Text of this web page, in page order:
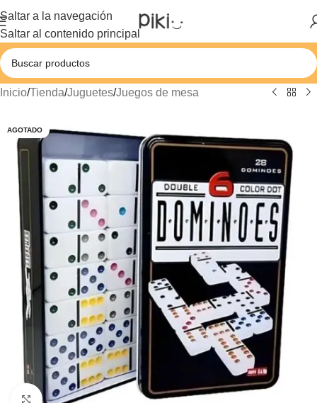
Saltar a la navegación
Saltar al contenido principal
Inicio/Tienda/Juguetes/Juegos de mesa
AGOTADO
Haga clic para ampliar